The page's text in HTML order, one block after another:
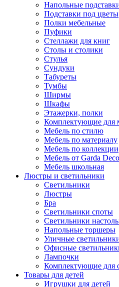
Напольные
Подставки под цветы
Полки мебельные
Пуфики
Стеллажи для книг
Столы и столики
Стулья
Сундуки
Табуреты
Тумбы
Ширмы
Шкафы
Этажерки, полки
Комплектующие для
Мебель по стилю
Мебель по материалу
Мебель по коллекции
Мебель от Garda
Мебель школьная
Люстры и светильники
Светильники
Люстры
Бра
Светильники споты
Светильники
Напольные торшеры
Уличные
Офисные
Лампочки
Комплектующие для
Товары для детей
Игрушки для детей